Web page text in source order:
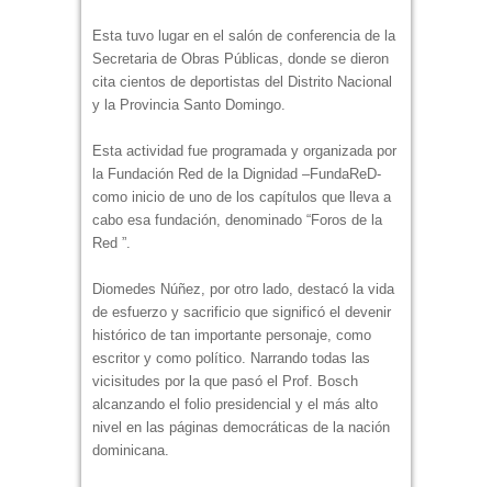
Esta tuvo lugar en el salón de conferencia de la
Secretaria de Obras Públicas, donde se dieron
cita cientos de deportistas del Distrito Nacional
y la Provincia Santo Domingo.
Esta actividad fue programada y organizada por
la Fundación Red de la Dignidad –FundaReD-
como inicio de uno de los capítulos que lleva a
cabo esa fundación, denominado “Foros de la
Red ”.
Diomedes Núñez, por otro lado, destacó la vida
de esfuerzo y sacrificio que significó el devenir
histórico de tan importante personaje, como
escritor y como político. Narrando todas las
vicisitudes por la que pasó el Prof. Bosch
alcanzando el folio presidencial y el más alto
nivel en las páginas democráticas de la nación
dominicana.